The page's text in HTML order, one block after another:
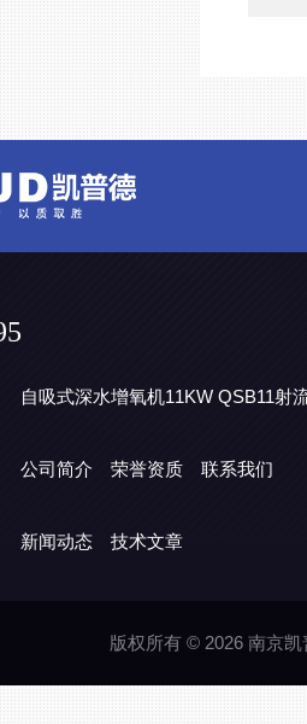
自吸式深水增氧机11KW QSB11射
公司简介 荣誉资质 联系我们
新闻动态 技术文章
版权所有 © 2026 南京